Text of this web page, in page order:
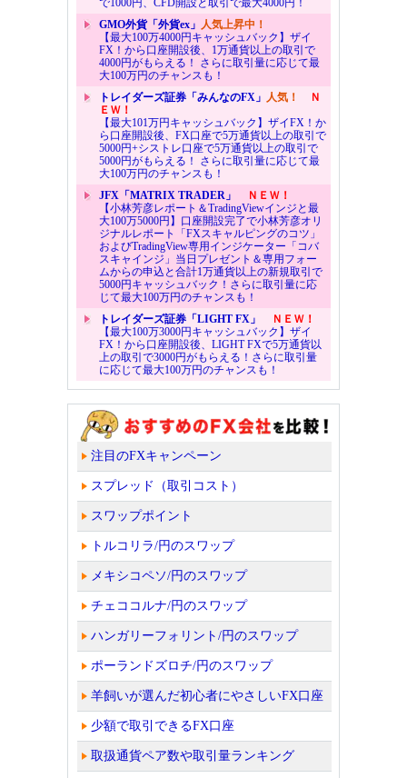
で1000円、CFD開設と取引で最大4000円！
GMO外貨「外貨ex」 人気上昇中！
【最大100万4000円キャッシュバック】ザイ
FX！から口座開設後、1万通貨以上の取引で
4000円がもらえる！ さらに取引量に応じて最
大100万円のチャンスも！
トレイダーズ証券「みんなのFX」 人気！
Ｎ
ＥＷ！
【最大101万円キャッシュバック】ザイFX！か
ら口座開設後、FX口座で5万通貨以上の取引で
5000円+シストレ口座で5万通貨以上の取引で
5000円がもらえる！ さらに取引量に応じて最
大100万円のチャンスも！
JFX「MATRIX TRADER」
ＮＥＷ！
【小林芳彦レポート＆TradingViewインジと最
大100万5000円】口座開設完了で小林芳彦オリ
ジナルレポート「FXスキャルピングのコツ」
およびTradingView専用インジケーター「コバ
スキャインジ」当日プレゼント＆専用フォー
ムからの申込と合計1万通貨以上の新規取引で
5000円キャッシュバック！さらに取引量に応
じて最大100万円のチャンスも！
トレイダーズ証券「LIGHT FX」
ＮＥＷ！
【最大100万3000円キャッシュバック】ザイ
FX！から口座開設後、LIGHT FXで5万通貨以
上の取引で3000円がもらえる！さらに取引量
に応じて最大100万円のチャンスも！
注目のFXキャンペーン
スプレッド（取引コスト）
スワップポイント
トルコリラ/円のスワップ
メキシコペソ/円のスワップ
チェココルナ/円のスワップ
ハンガリーフォリント/円のスワップ
ポーランドズロチ/円のスワップ
羊飼いが選んだ初心者にやさしいFX口座
少額で取引できるFX口座
取扱通貨ペア数や取引量ランキング